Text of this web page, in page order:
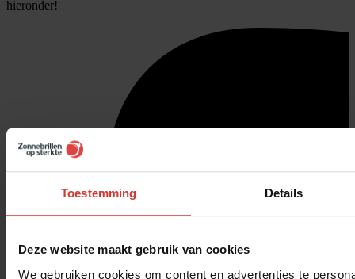
Toestemming Details
Deze website maakt gebruik van cookies
We gebruiken cookies om content en advertenties te
hieronder!